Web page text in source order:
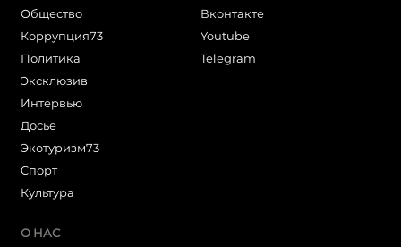
Общество
Коррупция73
Политика
Эксклюзив
Интервью
Досье
Экотуризм73
Cпорт
Культура
Вконтакте
Youtube
Telegram
О НАС